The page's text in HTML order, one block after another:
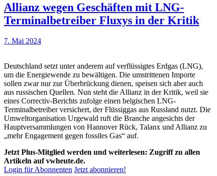
Allianz wegen Geschäften mit LNG-
Terminalbetreiber Fluxys in der Kritik
7. Mai 2024
Deutschland setzt unter anderem auf verflüssigtes Erdgas (LNG),
um die Energiewende zu bewältigen. Die umstrittenen Importe
sollen zwar nur zur Überbrückung dienen, speisen sich aber auch
aus russischen Quellen. Nun steht die Allianz in der Kritik, weil sie
eines Correctiv-Berichts zufolge einen belgischen LNG-
Terminalbetreiber versichert, der Flüssiggas aus Russland nutzt. Die
Umweltorganisation Urgewald ruft die Branche angesichts der
Hauptversammlungen von Hannover Rück, Talanx und Allianz zu
„mehr Engagement gegen fossiles Gas“ auf.
Jetzt Plus-Mitglied werden und weiterlesen: Zugriff zu allen
Artikeln auf vwheute.de.
Login für Abonnenten Jetzt abonnieren!